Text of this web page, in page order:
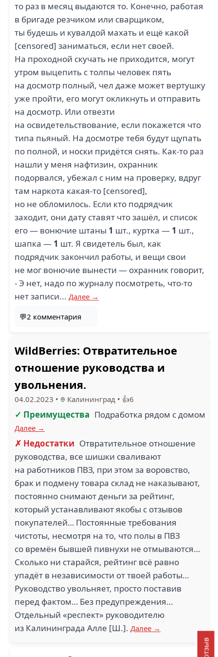
то раз в месяц выдаются то. Конечно, работая
в бригаде резчиком или сварщиком,
ты будешь и кувалдой махать и ещё какой
[censored] заниматься, если нет своей.
На проходной скучать не приходится, могут
утром выцепить с толпы человек пять
на досмотр полный, чел даже может вертушку
уже пройти, его могут окликнуть и отправить
на досмотр. Или отвезти
на освидетельствование, если покажется что
типа пьяный. На досмотре тебя будут щупать
по полной, и носки придётся снять. Как-то раз
нашли у меня нафтизин, охранник
подорвался, убежал с ним на проверку, вдруг
там наркота какая-то [censored],
но не обломилось. Если кто подрядчик
заходит, они дату ставят что зашёл, и список
его — вонючие штаны 1 шт., куртка — 1 шт.,
шапка — 1 шт. Я свидетель был, как
подрядчик закончил работы, и вещи свои
не мог вонючие вынести — охранник говорит,
- Э нет, надо по журналу посмотреть, что-то
нет записи... Далее →
💬2 комментария
WildBerries: Отвратительное
отношение руководства и
увольнения.
04.02.2023 • Калининград • 👍6
✓ Преимущества Подработка рядом с домом
Далее →
✗ Недостатки Отвратительное отношение
руководства, все шишки сваливают
на работников ПВЗ, при этом за воровство,
брак и подмену товара склад не наказывают,
постоянно снимают деньги за рейтинг,
который устанавливают якобы с отзывов
покупателей… Постоянные требования
чистоты, несмотря на то, что полы в ПВЗ
со времён бывшей пивнухи не отмываются…
Сколько ни старайся, рейтинг всё равно
упадёт в независимости от твоей работы…
Руководство увольняет, просто поставив
перед фактом… Без предупреждения…
Отдельный «респект» руководителю
из Калининграда Алле [Ш.]. Далее →